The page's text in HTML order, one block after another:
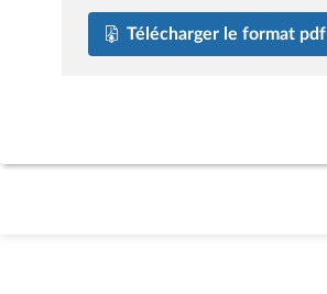
Télécharger le format pdf